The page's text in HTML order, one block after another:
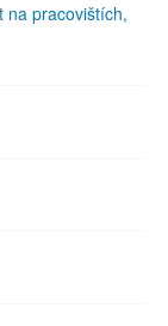
na pracovištích,